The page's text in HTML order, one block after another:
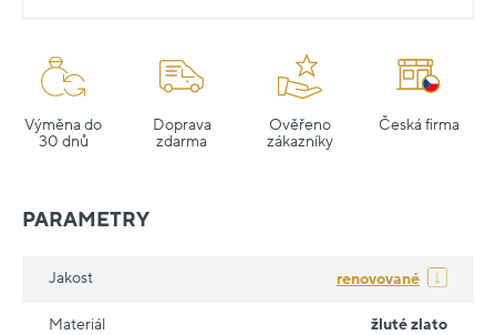
Výměna do
30 dnů
Doprava
zdarma
Ověřeno
zákazníky
Česká firma
PARAMETRY
Jakost renovované
Materiál žluté zlato